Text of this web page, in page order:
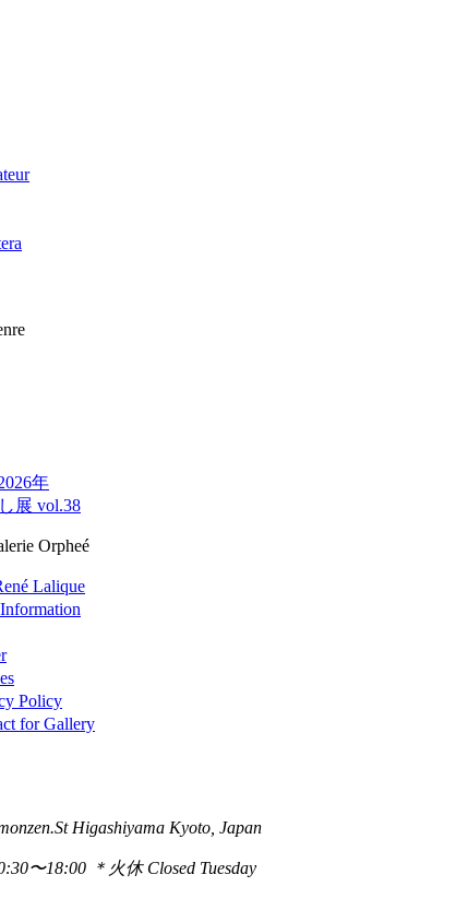
年
展 vol.38
Orpheé
Lalique
Policy
for Gallery
Higashiyama Kyoto, Japan
〜18:00 ＊火休 Closed Tuesday